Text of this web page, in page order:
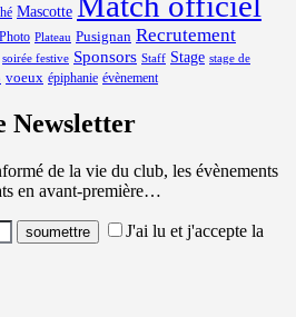
Mascotte
Photo Plateau Pusignan Recrutement
soirée festive Sponsors Staff Stage stage de
voeux épiphanie évènement
Newsletter
de la vie du club, les évènements
en avant-première…
J'ai lu et j'accepte la